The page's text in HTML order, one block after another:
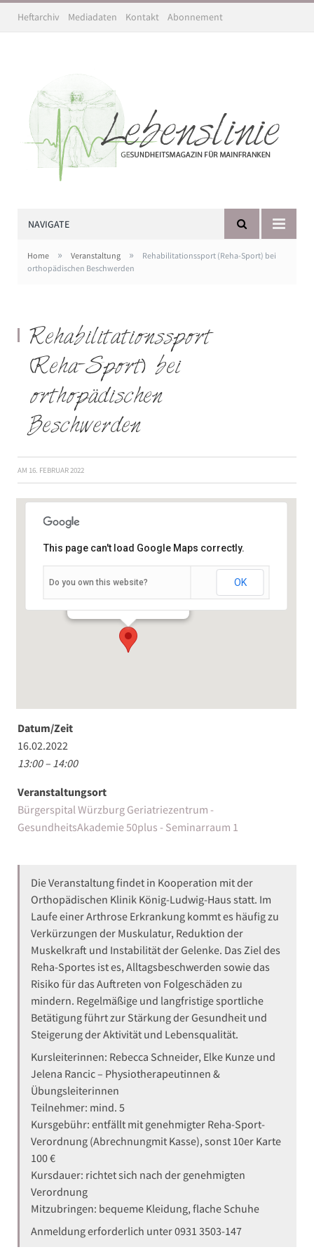
Heftarchiv Mediadaten Kontakt Abonnement
NAVIGATE
Home » Veranstaltung »
Rehabilitationssport (Reha-Sport) bei
orthopädischen Beschwerden
Rehabilitationssport
(Reha-Sport) bei
orthopädischen
Beschwerden
AM 16. FEBRUAR 2022
Veranstaltungen
This page can't load Google Maps correctly.
Do you own this website? OK
Datum/Zeit
16.02.2022
13:00 – 14:00
Veranstaltungsort
Bürgerspital Würzburg Geriatriezentrum -
GesundheitsAkademie 50plus - Seminarraum 1
Die Veranstaltung findet in Kooperation mit der
Orthopädischen Klinik König-Ludwig-Haus statt. Im
Laufe einer Arthrose Erkrankung kommt es häufig zu
Verkürzungen der Muskulatur, Reduktion der
Muskelkraft und Instabilität der Gelenke. Das Ziel des
Reha-Sportes ist es, Alltagsbeschwerden sowie das
Risiko für das Auftreten von Folgeschäden zu
mindern. Regelmäßige und langfristige sportliche
Betätigung führt zur Stärkung der Gesundheit und
Steigerung der Aktivität und Lebensqualität.
Kursleiterinnen: Rebecca Schneider, Elke Kunze und
Jelena Rancic – Physiotherapeutinnen &
Übungsleiterinnen
Teilnehmer: mind. 5
Kursgebühr: entfällt mit genehmigter Reha-Sport-
Verordnung (Abrechnungmit Kasse), sonst 10er Karte
100 €
Kursdauer: richtet sich nach der genehmigten
Verordnung
Mitzubringen: bequeme Kleidung, flache Schuhe
Anmeldung erforderlich unter 0931 3503-147